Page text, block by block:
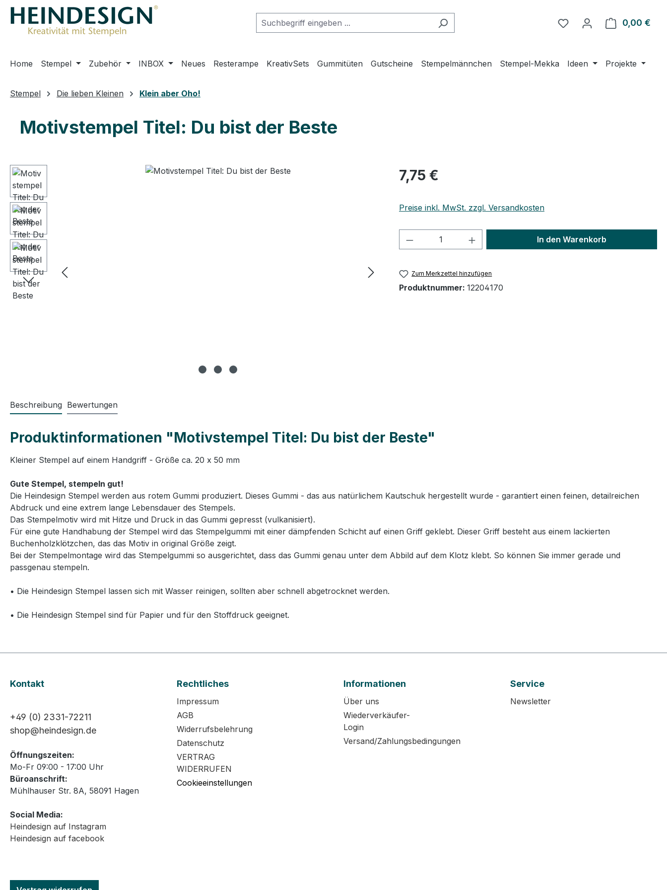
Hauptinhalt springen
Zur Suche springen
Zur Hauptnavigation springen
0,00 €
Home Stempel Zubehör INBOX Neues Resterampe KreativSets Gummitüten Gutscheine Stempelmännchen Stempel-Mekka Ideen Projekte
Stempel Die lieben Kleinen Klein aber Oho!
Motivstempel Titel: Du bist der Beste
Bildergalerie überspringen 7,75 €
Preise inkl. MwSt. zzgl. Versandkosten
Produkt Anzahl: Gib den gewünschten Wert
In den Warenkorb
Zum Merkzettel hinzufügen
Produktnummer: 12204170
Beschreibung Bewertungen
Produktinformationen "Motivstempel Titel: Du bist der Beste"
Kleiner Stempel auf einem Handgriff - Größe ca. 20 x 50 mm
Gute Stempel, stempeln gut!
Die Heindesign Stempel werden aus rotem Gummi produziert. Dieses Gummi - das aus natürlichem Kautschuk hergestellt wurde - garantiert einen feinen, detailreichen
Abdruck und eine extrem lange Lebensdauer des Stempels.
Das Stempelmotiv wird mit Hitze und Druck in das Gummi gepresst (vulkanisiert).
Für eine gute Handhabung der Stempel wird das Stempelgummi mit einer dämpfenden Schicht auf einen Griff geklebt. Dieser Griff besteht aus einem lackierten
Buchenholzklötzchen, das das Motiv in original Größe zeigt.
Bei der Stempelmontage wird das Stempelgummi so ausgerichtet, dass das Gummi genau unter dem Abbild auf dem Klotz klebt. So können Sie immer gerade und
passgenau stempeln.
• Die Heindesign Stempel lassen sich mit Wasser reinigen, sollten aber schnell abgetrocknet werden.
• Die Heindesign Stempel sind für Papier und für den Stoffdruck geeignet.
Kontakt
+49 (0) 2331-72211
shop@heindesign.de
Öffnungszeiten:
Mo-Fr 09:00 - 17:00 Uhr
Büroanschrift:
Mühlhauser Str. 8A, 58091 Hagen
Social Media:
Heindesign auf Instagram
Heindesign auf facebook
Rechtliches
Impressum
AGB
Widerrufsbelehrung
Datenschutz
VERTRAG
WIDERRUFEN
Cookieeinstellungen
Informationen
Über uns
Wiederverkäufer-
Login
Versand/Zahlungsbedingungen
Service
Newsletter